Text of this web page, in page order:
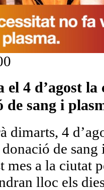
4 d’agost la
de sang i
dimarts, 4
de sang
mes a la ciutat
lloc els